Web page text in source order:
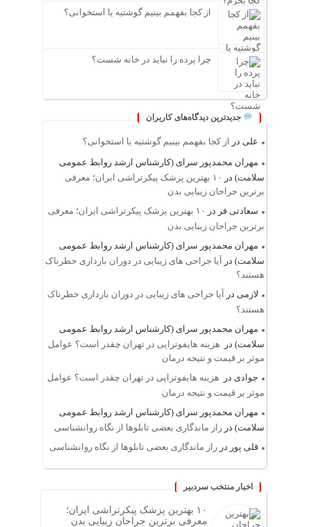
از کجا بفهمم بینیم گوشتیه یا استخوانی؟
چرا پرده را نباید در خانه شست؟
جدیدترین دیدگاه‌های کاربران
علی در
از کجا بفهمم بینیم گوشتیه یا استخوانی؟
مهران محمدپور سرای (کارشناس ارشد روابط عمومی
سلامت) در
۱۰ بهترین پزشک پیکرتراشی ایران؛ معرفی
برترین جراحان زیبایی بدن
سعادتی فر در
۱۰ بهترین پزشک پیکرتراشی ایران؛ معرفی
برترین جراحان زیبایی بدن
مهران محمدپور سرای (کارشناس ارشد روابط عمومی
سلامت) در
آیا جراحی های زیبایی در دوران بارداری خطرناک
هستند؟
لازمی در
آیا جراحی های زیبایی در دوران بارداری خطرناک
هستند؟
مهران محمدپور سرای (کارشناس ارشد روابط عمومی
سلامت) در
هزینه هایفوتراپی در تهران چقدر است؟ عوامل
موثر بر قیمت و نتیجه درمان
جوادی در
هزینه هایفوتراپی در تهران چقدر است؟ عوامل
موثر بر قیمت و نتیجه درمان
مهران محمدپور سرای (کارشناس ارشد روابط عمومی
سلامت) در راز ماندگاری بعضی تابلوها از نگاه روانشناسی
قلی پور در راز ماندگاری بعضی تابلوها از نگاه روانشناسی
اخبار منتخب سردبیر
۱۰ بهترین پزشک پیکرتراشی ایران؛
معرفی برترین جراحان زیبایی بدن